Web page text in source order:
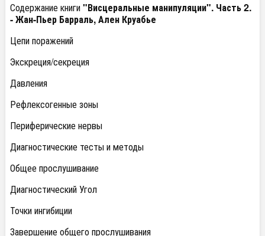
Содержание книги"Висцеральные манипуляции". Часть 2.
- Жан-Пьер Барраль, Ален Круабье
Цепи поражений
Экскреция/секреция
Давления
Рефлексогенные зоны
Периферические нервы
Диагностические тесты и методы
Общее прослушивание
Диагностический Угол
Точки ингибиции
Завершение общего прослушивания